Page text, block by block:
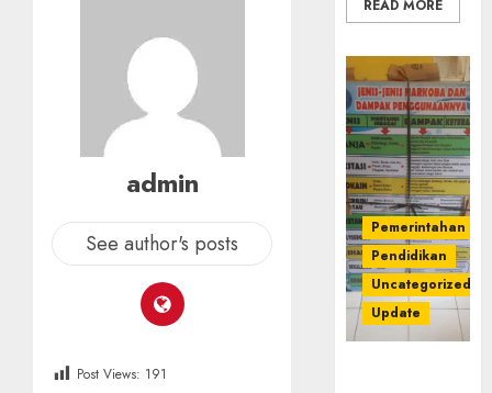
admin
See author's posts
Post Views: 191
READ MORE
Pemerintahan
Pendidikan
Uncategorized
Update